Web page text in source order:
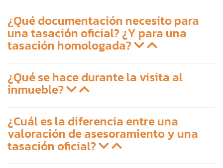
¿Qué documentación necesito para
una tasación oficial? ¿Y para una
tasación homologada?
¿Qué se hace durante la visita al
inmueble?
¿Cuál es la diferencia entre una
valoración de asesoramiento y una
tasación oficial?